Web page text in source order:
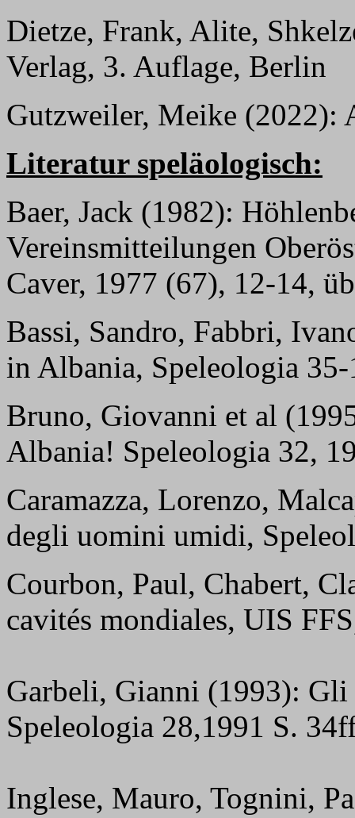
Dietze, Frank, Alite,
Verlag, 3. Auflage, Berlin
Gutzweiler, Meike (2022):
Literatur speläologisch:
Baer, Jack (1982):
Vereinsmitteilungen
Caver, 1977 (67), 12-14,
Bassi, Sandro, Fabbri,
in Albania, Speleologia
Bruno, Giovanni et al
Albania! Speleologia 32,
Caramazza, Lorenzo,
degli uomini umidi,
Courbon, Paul, Chabert,
cavités mondiales, UIS
Garbeli, Gianni (1993):
Speleologia 28,1991 S.
Inglese, Mauro, Tognini,